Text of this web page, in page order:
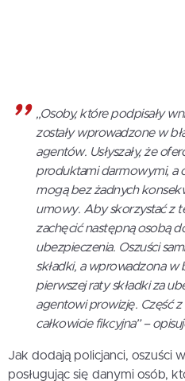
„Osoby, które podpisały
zostały wprowadzone w
agentów. Usłyszały, że
produktami darmowymi, a
mogą bez żadnych
umowy. Aby skorzystać z
zachęcić następną osobą
ubezpieczenia. Oszuści
składki, a wprowadzona w
pierwszej raty składki za
agentowi prowizję. Część z
całkowicie fikcyjna” –
Jak dodają policjanci, oszuści
posługując się danymi osób,